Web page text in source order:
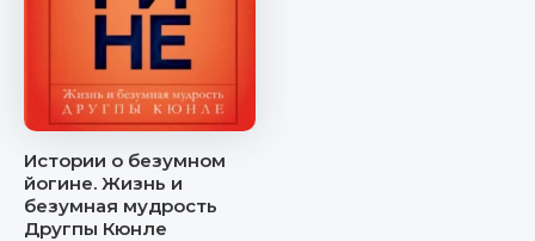
Истории о безумном
йогине. Жизнь и
безумная мудрость
Другпы Кюнле